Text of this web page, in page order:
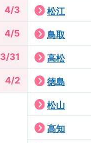
4/3
4/5
3/31
4/2
松江
鳥取
高松
徳島
松山
高知